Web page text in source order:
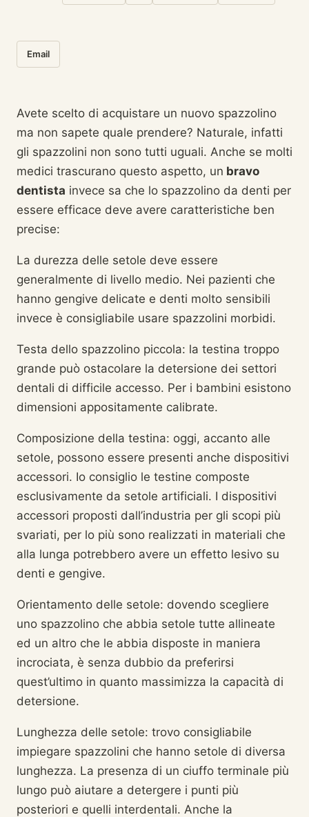
Email
Avete scelto di acquistare un nuovo spazzolino
ma non sapete quale prendere? Naturale, infatti
gli spazzolini non sono tutti uguali. Anche se molti
medici trascurano questo aspetto, un bravo
dentista invece sa che lo spazzolino da denti per
essere efficace deve avere caratteristiche ben
precise:
La durezza delle setole deve essere
generalmente di livello medio. Nei pazienti che
hanno gengive delicate e denti molto sensibili
invece è consigliabile usare spazzolini morbidi.
Testa dello spazzolino piccola: la testina troppo
grande può ostacolare la detersione dei settori
dentali di difficile accesso. Per i bambini esistono
dimensioni appositamente calibrate.
Composizione della testina: oggi, accanto alle
setole, possono essere presenti anche dispositivi
accessori. Io consiglio le testine composte
esclusivamente da setole artificiali. I dispositivi
accessori proposti dall’industria per gli scopi più
svariati, per lo più sono realizzati in materiali che
alla lunga potrebbero avere un effetto lesivo su
denti e gengive.
Orientamento delle setole: dovendo scegliere
uno spazzolino che abbia setole tutte allineate
ed un altro che le abbia disposte in maniera
incrociata, è senza dubbio da preferirsi
quest’ultimo in quanto massimizza la capacità di
detersione.
Lunghezza delle setole: trovo consigliabile
impiegare spazzolini che hanno setole di diversa
lunghezza. La presenza di un ciuffo terminale più
lungo può aiutare a detergere i punti più
posteriori e quelli interdentali. Anche la